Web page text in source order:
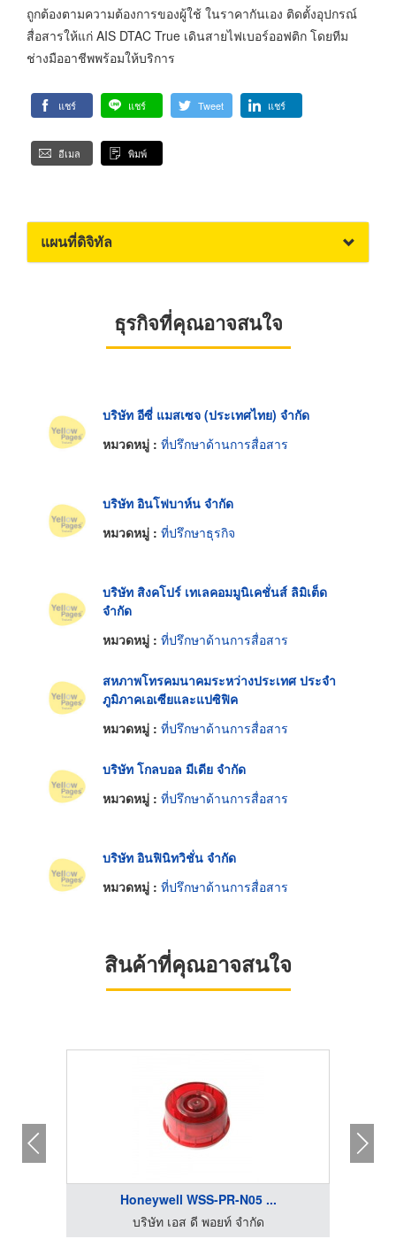
ถูกต้องตามความต้องการของผู้ใช้ ในราคากันเอง ติดตั้งอุปกรณ์
สื่อสารให้แก่ AIS DTAC True เดินสายไฟเบอร์ออฟติก โดยทีม
ช่างมืออาชีพพร้อมให้บริการ
แชร์ แชร์ Tweet แชร์
อีเมล พิมพ์
แผนที่ดิจิทัล
ธุรกิจที่คุณอาจสนใจ
บริษัท อีซี่ แมสเซจ (ประเทศไทย) จำกัด
หมวดหมู่ : ที่ปรึกษาด้านการสื่อสาร
บริษัท อินโฟบาห์น จำกัด
หมวดหมู่ : ที่ปรึกษาธุรกิจ
บริษัท สิงคโปร์ เทเลคอมมูนิเคชั่นส์ ลิมิเต็ด
จำกัด
หมวดหมู่ : ที่ปรึกษาด้านการสื่อสาร
สหภาพโทรคมนาคมระหว่างประเทศ ประจำ
ภูมิภาคเอเซียและแปซิฟิค
หมวดหมู่ : ที่ปรึกษาด้านการสื่อสาร
บริษัท โกลบอล มีเดีย จำกัด
หมวดหมู่ : ที่ปรึกษาด้านการสื่อสาร
บริษัท อินฟินิทวิชั่น จำกัด
หมวดหมู่ : ที่ปรึกษาด้านการสื่อสาร
สินค้าที่คุณอาจสนใจ
Honeywell WSS-PR-N05 ...
บริษัท เอส ดี พอยท์ จำกัด